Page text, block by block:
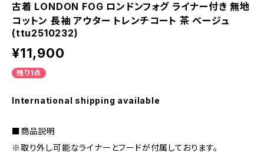
古着 LONDON FOG ロンドンフォグ ライナー付き 無地
コットン 長袖 アウター トレンチコート 茶 ベージュ
(ttu2510232)
¥11,900
残り1点
International shipping available
■商品説明
※取り外し可能なライナーとフードが付属しております。